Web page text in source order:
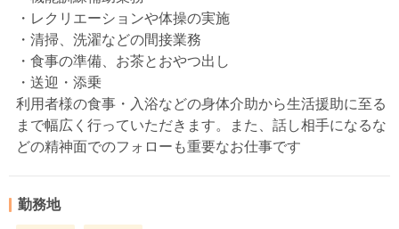
・レクリエーションや体操の実施
・清掃、洗濯などの間接業務
・食事の準備、お茶とおやつ出し
・送迎・添乗
利用者様の食事・入浴などの身体介助から生活援助に至る
まで幅広く行っていただきます。また、話し相手になるな
どの精神面でのフォローも重要なお仕事です
勤務地